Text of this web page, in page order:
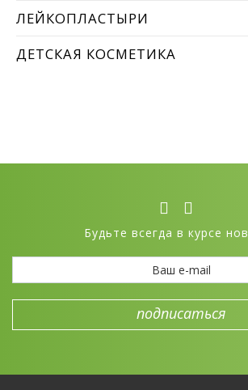
ЛЕЙКОПЛАСТЫРИ
ДЕТСКАЯ КОСМЕТИКА
Будьте всегда в курсе